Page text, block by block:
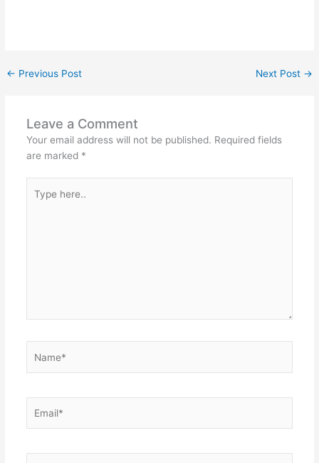
← Previous Post Next Post →
Leave a Comment
Your email address will not be published. Required fields
are marked *
here..